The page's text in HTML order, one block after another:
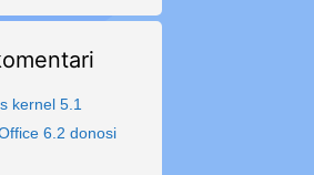
kernel 5.1
6.2 donosi